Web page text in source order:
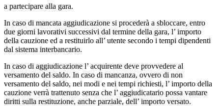
a partecipare alla gara.
In caso di mancata aggiudicazione si procederà a sbloccare, entro
due giorni lavorativi successivi dal termine della gara, l’ importo
della cauzione ed a restituirlo all’ utente secondo i tempi dipendenti
dal sistema interbancario.
In caso di aggiudicazione l’ acquirente deve provvedere al
versamento del saldo. In caso di mancanza, ovvero di non
versamento del saldo, nei modi e nei tempi richiesti, l’ importo della
cauzione verrà trattenuto senza che l’ aggiudicatario possa vantare
diritti sulla restituzione, anche parziale, dell’ importo versato.